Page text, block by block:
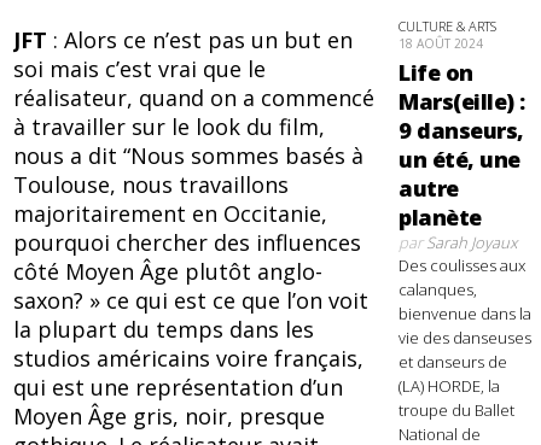
JFT : Alors ce n’est pas un but en
soi mais c’est vrai que le
réalisateur, quand on a commencé
à travailler sur le look du film,
nous a dit “Nous sommes basés à
Toulouse, nous travaillons
majoritairement en Occitanie,
pourquoi chercher des influences
côté Moyen Âge plutôt anglo-
saxon? » ce qui est ce que l’on voit
la plupart du temps dans les
studios américains voire français,
qui est une représentation d’un
Moyen Âge gris, noir, presque
CULTURE & ARTS
18 AOÛT 2024
Life on
Mars(eille) :
9 danseurs,
un été, une
autre
planète
parSarah Joyaux
Des coulisses aux
calanques,
bienvenue dans la
vie des danseuses
et danseurs de
(LA) HORDE, la
troupe du Ballet
National de